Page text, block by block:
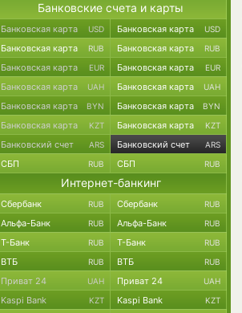
Банковские счета и карты
Банковская карта USD Банковская карта USD
Банковская карта RUB Банковская карта RUB
Банковская карта EUR Банковская карта EUR
Банковская карта UAH Банковская карта UAH
Банковская карта BYN Банковская карта BYN
Банковская карта KZT Банковская карта KZT
Банковский счет ARS Банковский счет ARS
СБП RUB СБП RUB
Интернет-банкинг
Сбербанк RUB Сбербанк RUB
Альфа-Банк RUB Альфа-Банк RUB
Т-Банк RUB Т-Банк RUB
ВТБ RUB ВТБ RUB
Приват 24 UAH Приват 24 UAH
Kaspi Bank KZT Kaspi Bank KZT